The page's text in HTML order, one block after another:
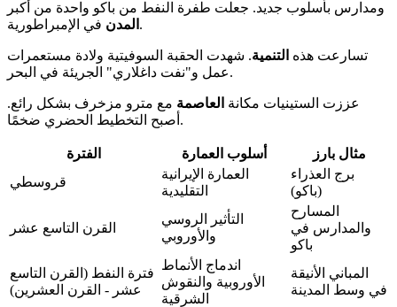
ومدارس بأسلوب جديد. جعلت طفرة النفط من باكو واحدة من أكبر
المدن في الإمبراطورية.
تسارعت هذه التنمية. شهدت الحقبة السوفيتية ولادة مستعمرات
عمل و"نفت داغلاري" الجريئة في البحر.
عززت الستينيات مكانة العاصمة مع مترو مزخرف بشكل رائع.
أصبح التخطيط الحضري ضخمًا.
الفترة أسلوب العمارة
مثال بارز
قروسطي
العمارة الإيرانية
التقليدية
برج العذراء
(باكو)
القرن التاسع عشر
التأثير الروسي
والأوروبي
المسارح
والمدارس في
باكو
فترة النفط (القرن التاسع
عشر - القرن العشرين)
اندماج الأنماط
الأوروبية والنقوش
الشرقية
المباني الأنيقة
في وسط المدينة